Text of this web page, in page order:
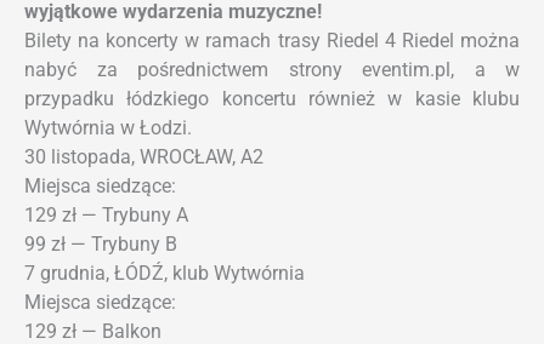
wyjątkowe wydarzenia muzyczne!
Bilety na koncerty w ramach trasy Riedel 4 Riedel można
nabyć za pośrednictwem strony eventim.pl, a w
przypadku łódzkiego koncertu również w kasie klubu
Wytwórnia w Łodzi.
30 listopada, WROCŁAW, A2
Miejsca siedzące:
129 zł — Trybuny A
99 zł — Trybuny B
7 grudnia, ŁÓDŹ, klub Wytwórnia
Miejsca siedzące:
129 zł — Balkon